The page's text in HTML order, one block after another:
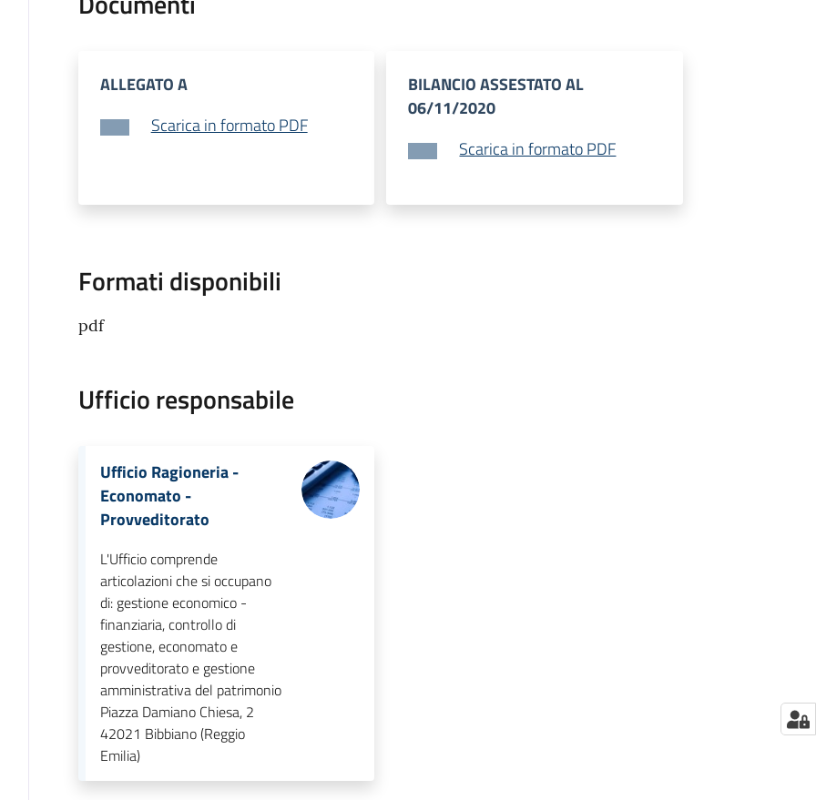
ALLEGATO A
Scarica in formato PDF
BILANCIO ASSESTATO AL
06/11/2020
Scarica in formato PDF
Formati disponibili
pdf
Ufficio responsabile
Ufficio Ragioneria -
Economato -
Provveditorato
L'Ufficio comprende
articolazioni che si occupano
di: gestione economico -
finanziaria, controllo di
gestione, economato e
provveditorato e gestione
amministrativa del patrimonio
Piazza Damiano Chiesa, 2
42021 Bibbiano (Reggio
Emilia)